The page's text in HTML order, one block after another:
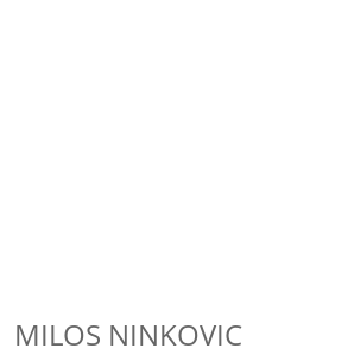
MILOS NINKOVIC